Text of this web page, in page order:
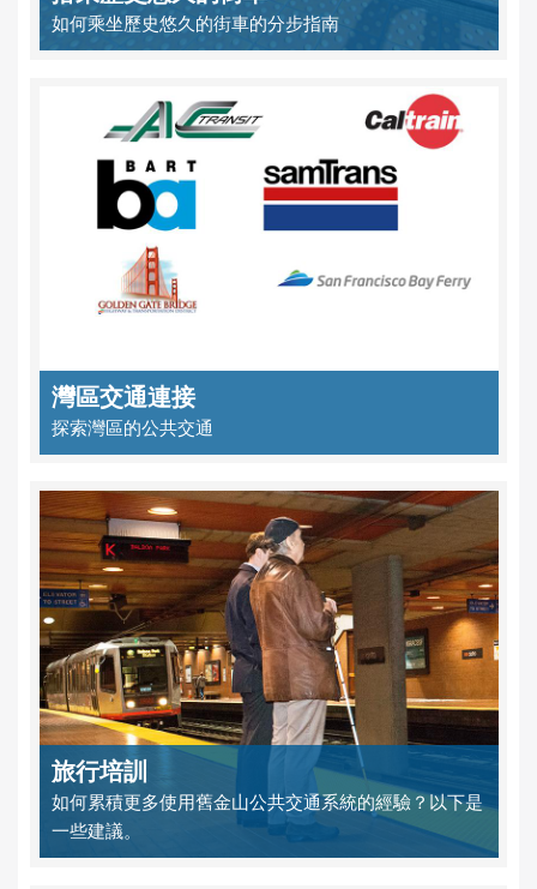
如何乘坐歷史悠久的街車的分步指南
灣區交通連接
探索灣區的公共交通
旅行培訓
如何累積更多使用舊金山公共交通系統的經驗？以下是
一些建議。